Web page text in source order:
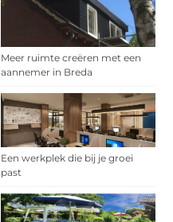
Meer ruimte creëren met een
aannemer in Breda
Een werkplek die bij je groei
past